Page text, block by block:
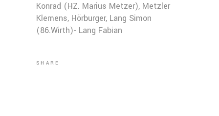
Konrad (HZ. Marius Metzer), Metzler
Klemens, Hörburger, Lang Simon
(86.Wirth)- Lang Fabian
SHARE